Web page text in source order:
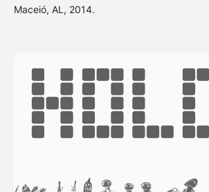
Maceió, AL, 2014.